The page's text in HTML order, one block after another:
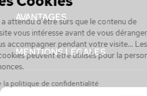
AVANTAGES
MENTIONS LÉGALES
On a attendu d'être sûrs que le
ce site vous intéresse avant de vous
vous accompagner pendant votre
et cookies peuvent être utilisés pour la
annonces.
Lire la politique de confidentialité